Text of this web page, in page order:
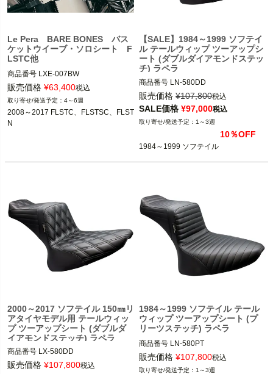
Le Pera BARE BONES バス
ケットウイーブ・ソロシート F
LSTC他
商品番号 LXE-007BW
メーカー型番：LXE-007BW
販売価格 ¥63,400税込
4～6週
2008～2017 FLSTC、FLSTSC、FLST
N
【SALE】1984～1999 ソフテイ
ル テールウィップ ツーアップシ
ート (ダブルダイアモンドステッ
チ) ラペラ
商品番号 LN-580DD
3OT：0802-1610
販売価格 ¥107,800税込
SALE価格 ¥97,000税込
1～3週
10％OFF
1984～1999 ソフテイル
2000～2017 ソフテイル 150㎜リ
アタイヤモデル用 テールウィッ
プ ツーアップシート (ダブルダ
イアモンドステッチ) ラペラ
商品番号 LX-580DD
3OT：0802-1613
販売価格 ¥107,800税込
1984～1999 ソフテイル テール
ウィップ ツーアップシート (プ
リーツステッチ) ラペラ
商品番号 LN-580PT
3OT：0802-1611
販売価格 ¥107,800税込
1～3週